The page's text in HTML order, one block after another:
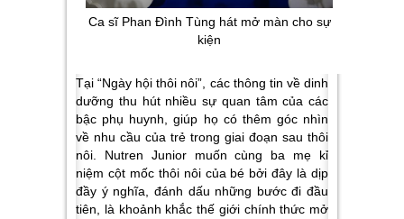
Ca sĩ Phan Đình Tùng hát mở màn cho sự
kiện
Tại “Ngày hội thôi nôi”, các thông tin về dinh
dưỡng thu hút nhiều sự quan tâm của các
bậc phụ huynh, giúp họ có thêm góc nhìn
về nhu cầu của trẻ trong giai đoạn sau thôi
nôi. Nutren Junior muốn cùng ba mẹ kỉ
niệm cột mốc thôi nôi của bé bởi đây là dịp
đầy ý nghĩa, đánh dấu những bước đi đầu
tiên, là khoảnh khắc thế giới chính thức mở